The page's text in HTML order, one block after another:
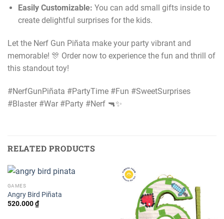
Easily Customizable: You can add small gifts inside to
create delightful surprises for the kids.
Let the Nerf Gun Piñata make your party vibrant and
memorable! 🎊 Order now to experience the fun and thrill of
this standout toy!
#NerfGunPiñata #PartyTime #Fun #SweetSurprises
#Blaster #War #Party #Nerf 🔫✨
RELATED PRODUCTS
GAMES
Angry Bird Piñata
520.000₫